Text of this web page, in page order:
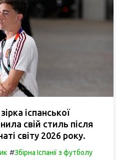
іспанської
свій стиль після
світу 2026 року.
#Збірна Іспанії з футболу